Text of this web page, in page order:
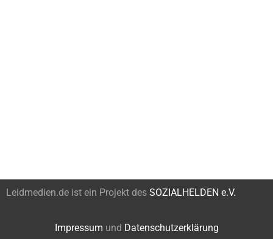
Leidmedien.de ist ein Projekt des SOZIALHELDEN e.V.
Impressum und Datenschutzerklärung